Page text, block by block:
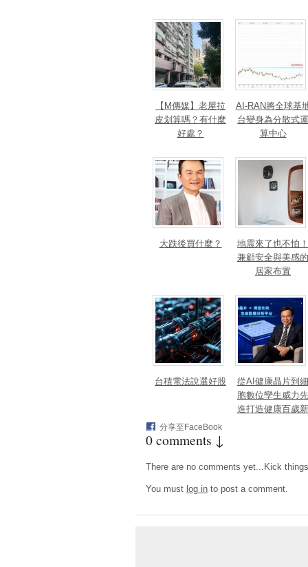
【M傳媒】老屋拉
皮划算嗎？有什麼
好處？
AI-RAN將全球基
台變身為分散式運
算中心
大跌後買什麼？
地震來了也不怕！
兼顧安全與美感的
居家布置
台積電法說選好股
從AI健康晶片到細
胞數位孿生威力先
進打造健康百歲新
分享至FaceBook
0 comments ↓
There are no comments yet...Kick
You must log in to post a comment.